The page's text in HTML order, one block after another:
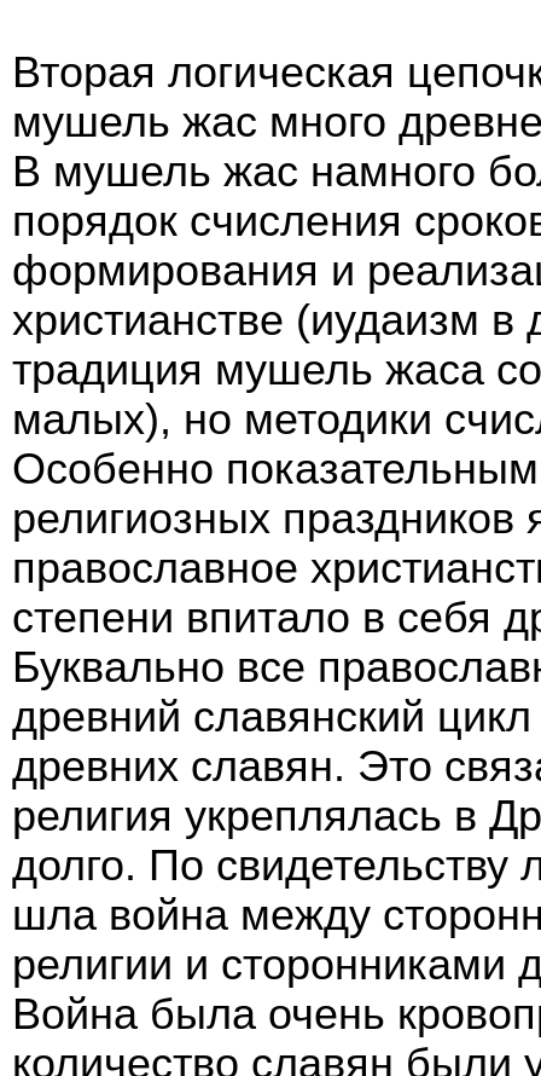
Вторая логическая
мушель жас много
В мушель жас намного
порядок счисления
формирования и
христианстве (иудаизм в
традиция мушель жаса
малых), но методики
Особенно
религиозных праздников
православное
степени впитало в себя
Буквально все
древний славянский
древних славян. Это
религия укреплялась в
долго. По свидетельству
шла война между
религии и сторонниками
Война была очень
количество славян